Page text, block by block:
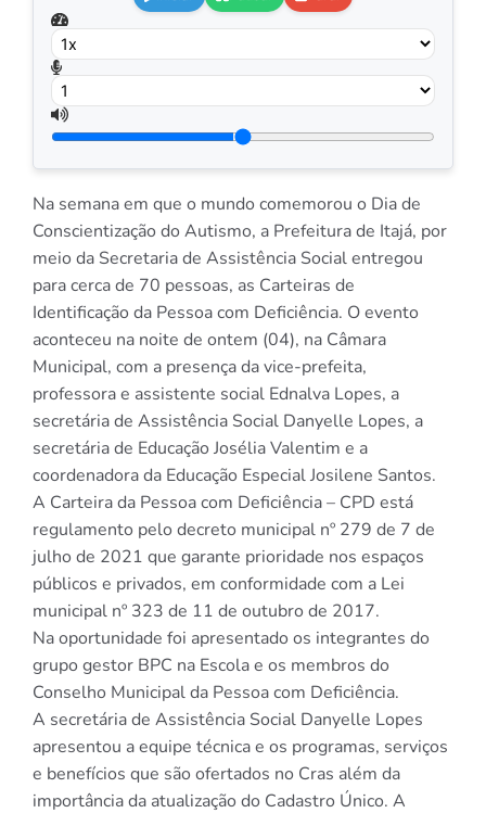
Na semana em que o mundo comemorou o Dia de
Conscientização do Autismo, a Prefeitura de Itajá, por
meio da Secretaria de Assistência Social entregou
para cerca de 70 pessoas, as Carteiras de
Identificação da Pessoa com Deficiência. O evento
aconteceu na noite de ontem (04), na Câmara
Municipal, com a presença da vice-prefeita,
professora e assistente social Ednalva Lopes, a
secretária de Assistência Social Danyelle Lopes, a
secretária de Educação Josélia Valentim e a
coordenadora da Educação Especial Josilene Santos.
A Carteira da Pessoa com Deficiência – CPD está
regulamento pelo decreto municipal nº 279 de 7 de
julho de 2021 que garante prioridade nos espaços
públicos e privados, em conformidade com a Lei
municipal nº 323 de 11 de outubro de 2017.
Na oportunidade foi apresentado os integrantes do
grupo gestor BPC na Escola e os membros do
Conselho Municipal da Pessoa com Deficiência.
A secretária de Assistência Social Danyelle Lopes
apresentou a equipe técnica e os programas, serviços
e benefícios que são ofertados no Cras além da
importância da atualização do Cadastro Único. A